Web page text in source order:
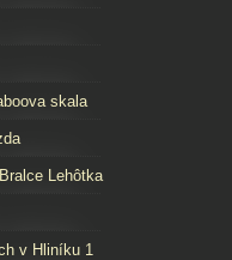
skala
Lehôtka
v Hliníku 1